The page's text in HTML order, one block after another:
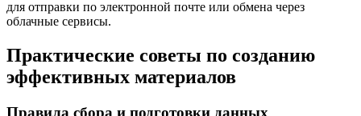
для отправки по электронной почте или обмена через
облачные сервисы.
Практические советы по созданию
эффективных материалов
Правила сбора и подготовки данных